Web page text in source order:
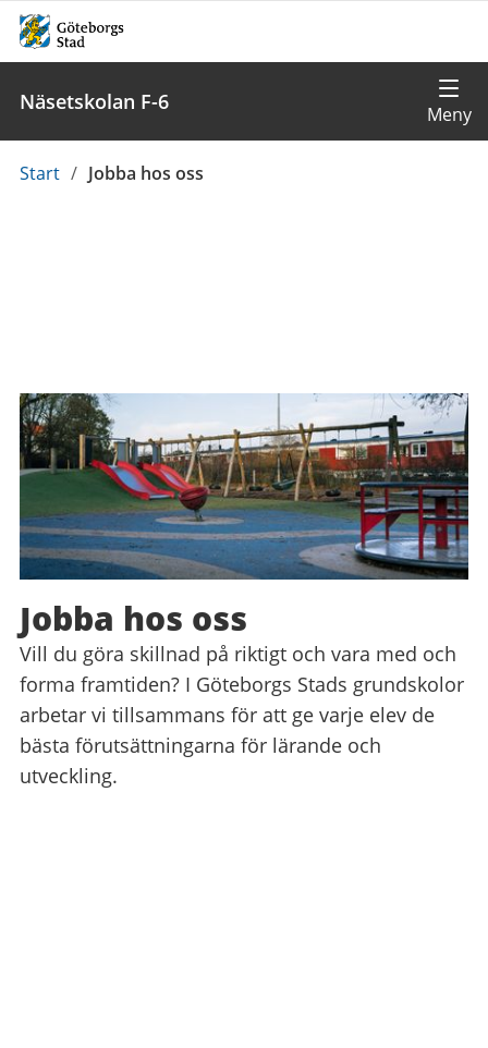
Näsetskolan F-6
Du
Start / Jobba hos oss
Jobba hos oss
Vill du göra skillnad på riktigt och vara med och
forma framtiden? I Göteborgs Stads grundskolor
arbetar vi tillsammans för att ge varje elev de
bästa förutsättningarna för lärande och
utveckling.